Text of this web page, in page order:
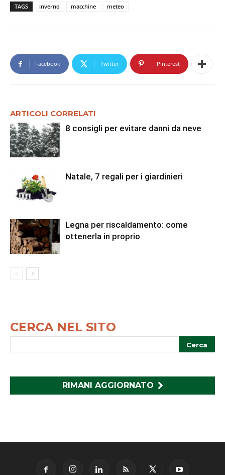
TAGS inverno macchine meteo
Facebook Twitter Pinterest
ARTICOLI CORRELATI
8 consigli per evitare danni da neve
Natale, 7 regali per i giardinieri
Legna per riscaldamento: come
ottenerla in proprio
CERCA NEL SITO
RIMANI AGGIORNATO